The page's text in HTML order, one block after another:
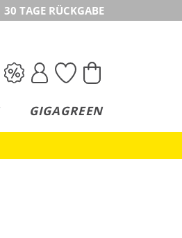
30 TAGE RÜCKGABE
GIGAGREEN